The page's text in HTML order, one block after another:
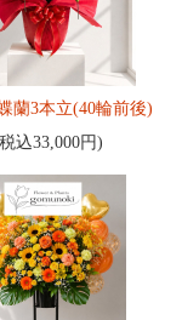
蘭3本立(40輪前後)
込33,000円)